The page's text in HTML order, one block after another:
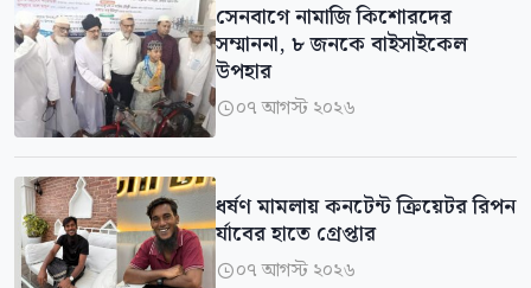
সেনবাগে নামাজি কিশোরদের
সম্মাননা, ৮ জনকে বাইসাইকেল
উপহার
০৭ আগস্ট ২০২৬
ধর্ষণ মামলায় কনটেন্ট ক্রিয়েটর রিপন
র্যাবের হাতে গ্রেপ্তার
০৭ আগস্ট ২০২৬